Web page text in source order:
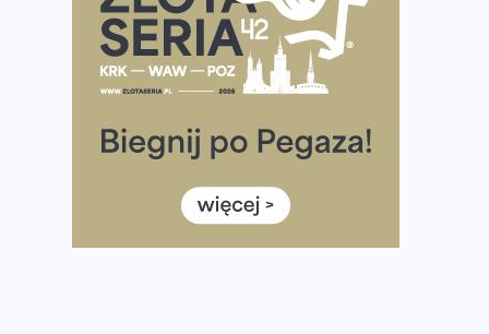
Tętno vs tempo – czym kierować się w bieganiu?
Co ma dużo białka? Produkty, które warto włączyć do
Rozbiegany Olsztyn szykuje się na weekend z
Już w tę sobotę 35. Bieg Powstania Warszawskiego.